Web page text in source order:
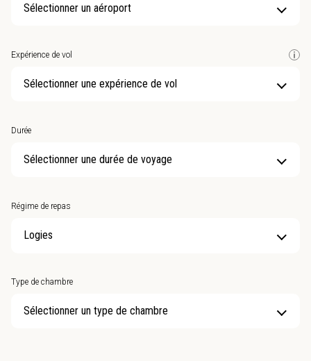
Sélectionner un aéroport
Expérience de vol
Sélectionner une expérience de vol
Durée
Sélectionner une durée de voyage
Régime de repas
Type de chambre
Sélectionner un type de chambre